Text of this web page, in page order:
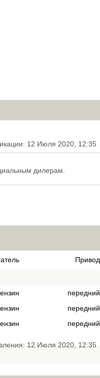
12 Июля 2020, 12:35
дилерам.
Привод
передний
передний
передний
12 Июля 2020, 12:35